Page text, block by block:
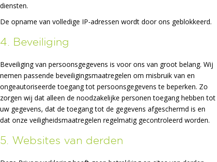
diensten.
De opname van volledige IP-adressen wordt door ons geblokkeerd.
4. Beveiliging
Beveiliging van persoonsgegevens is voor ons van groot belang. Wij
nemen passende beveiligingsmaatregelen om misbruik van en
ongeautoriseerde toegang tot persoonsgegevens te beperken. Zo
zorgen wij dat alleen de noodzakelijke personen toegang hebben tot
uw gegevens, dat de toegang tot de gegevens afgeschermd is en
dat onze veiligheidsmaatregelen regelmatig gecontroleerd worden.
5. Websites van derden